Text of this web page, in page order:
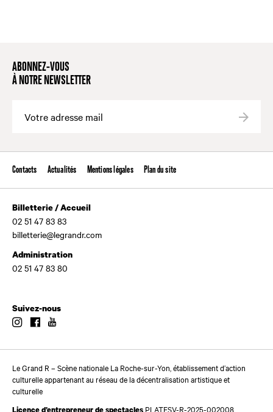
ABONNEZ-VOUS
À NOTRE NEWSLETTER
Contacts Actualités Mentions légales Plan du site
Billetterie / Accueil
02 51 47 83 83
billetterie@legrandr.com
Administration
02 51 47 83 80
Suivez-nous
InstagramFacebook
Le Grand R – Scène nationale La Roche-sur-Yon, établissement d’action
culturelle appartenant au réseau de la décentralisation artistique et
culturelle
Licence d’entrepreneur de spectacles PLATESV-R-2025-002008,